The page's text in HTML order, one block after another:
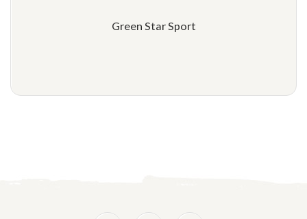
Green Star Sport